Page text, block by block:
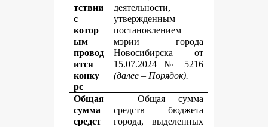
тствии
с
котор
ым
провод
ится
конку
рс
деятельности,
утвержденным
постановлением
мэрии города
Новосибирска от
15.07.2024 № 5216
(далее – Порядок).
Общая
сумма
средст
Общая сумма
средств бюджета
города, выделенных